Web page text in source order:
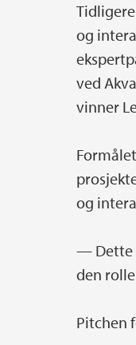
og
ved
vinner
og
— Dette
den
Pitchen